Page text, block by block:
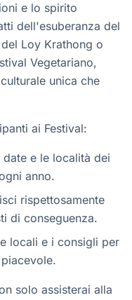
e lo spirito
dell'esuberanza del
Loy Krathong o
Vegetariano,
unica che
ai Festival:
e le località dei
anno.
rispettosamente
di conseguenza.
locali e i consigli per
solo assisterai alla